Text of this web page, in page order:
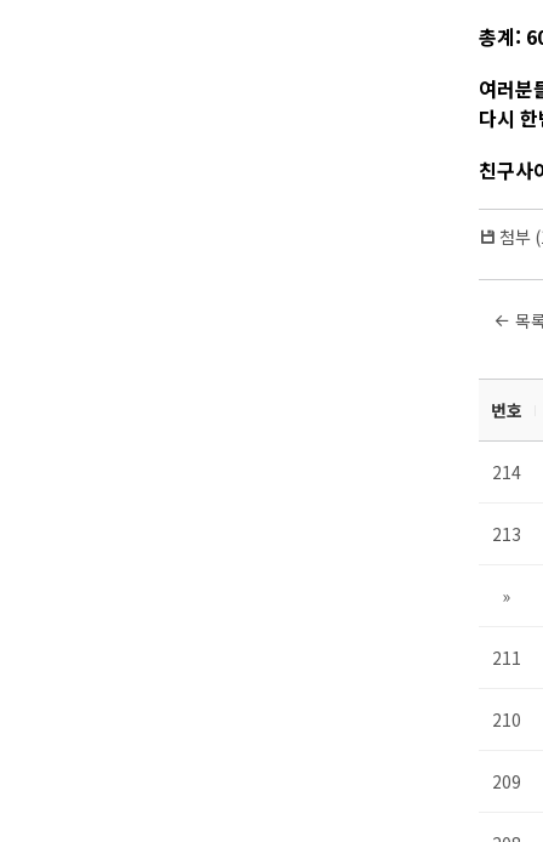
총계:
여러분
다시
친구
첨부
목
번호
214
213
»
211
210
209